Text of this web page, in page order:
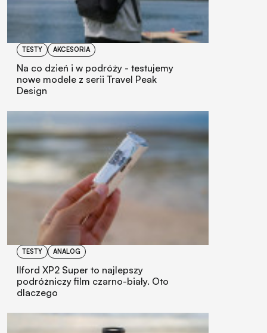
TESTY AKCESORIA
Na co dzień i w podróży - testujemy
nowe modele z serii Travel Peak
Design
TESTY ANALOG
Ilford XP2 Super to najlepszy
podróżniczy film czarno-biały. Oto
dlaczego